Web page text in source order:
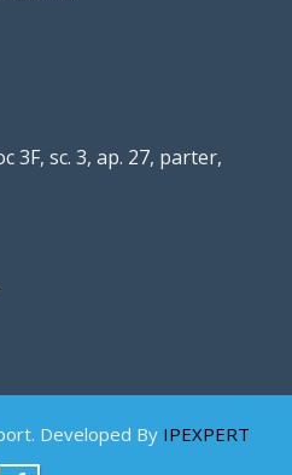
3F, sc. 3, ap. 27, parter,
Developed By IPEXPERT